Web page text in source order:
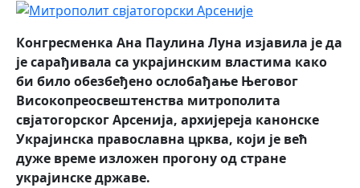
Конгресменка Ана Паулина Луна изјавила је да
је сарађивала са украјинским властима како
би било обезбеђено ослобађање Његовог
Високопреосвештенства митрополита
свјатогорског Арсенија, архијереја канонске
Украјинска православна црква, који је већ
дуже време изложен прогону од стране
украјинске државе.